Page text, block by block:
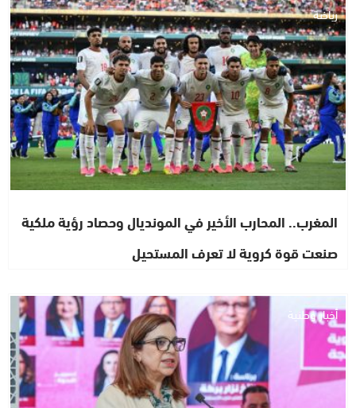
رياضة
المغرب.. المحارب الأخير في المونديال وحصاد رؤية ملكية
صنعت قوة كروية لا تعرف المستحيل
أخبار وطنية